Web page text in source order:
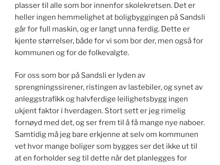
plasser til alle som bor innenfor skolekretsen. Det er
heller ingen hemmelighet at boligbyggingen på Sandsli
går for full maskin, og er langt unna ferdig. Dette er
kjente størrelser, både for vi som bor der, men også for
kommunen og for de folkevalgte.
For oss som bor på Sandsli er lyden av
sprengningssirener, ristingen av lastebiler, og synet av
anleggstrafikk og halvferdige leilighetsbygg ingen
ukjent faktor i hverdagen. Stort sett er jeg rimelig
fornøyd med det, og ser frem til å få mange nye naboer.
Samtidig må jeg bare erkjenne at selv om kommunen
vet hvor mange boliger som bygges ser det ikke ut til
at en forholder seg til dette når det planlegges for